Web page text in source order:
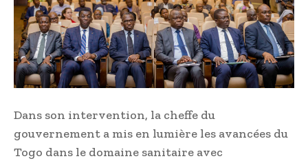
Dans son intervention, la cheffe du
gouvernement a mis en lumière les avancées du
Togo dans le domaine sanitaire avec